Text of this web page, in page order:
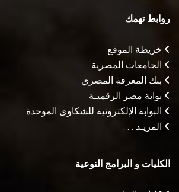
روابط تهمك
خريطة الموقع
الجامعات المصرية
بنك المعرفة المصري
بوابة مصر الرقميـة
البوابة الإلكترونية للشكاوى الموحدة
المزيـد . . .
الكليات و البرامج النوعية